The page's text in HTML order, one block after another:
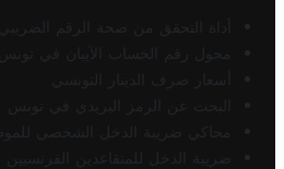
أداة التحقق من صحة الرقم
محول رقم الحساب الآيبان في تونس
أسعار صرف الدينار التونسي
البحث عن الرمز البريدي في تونس
محاكي ضريبة الدخل الشخصي
ضريبة الدخل للمتقاعدين